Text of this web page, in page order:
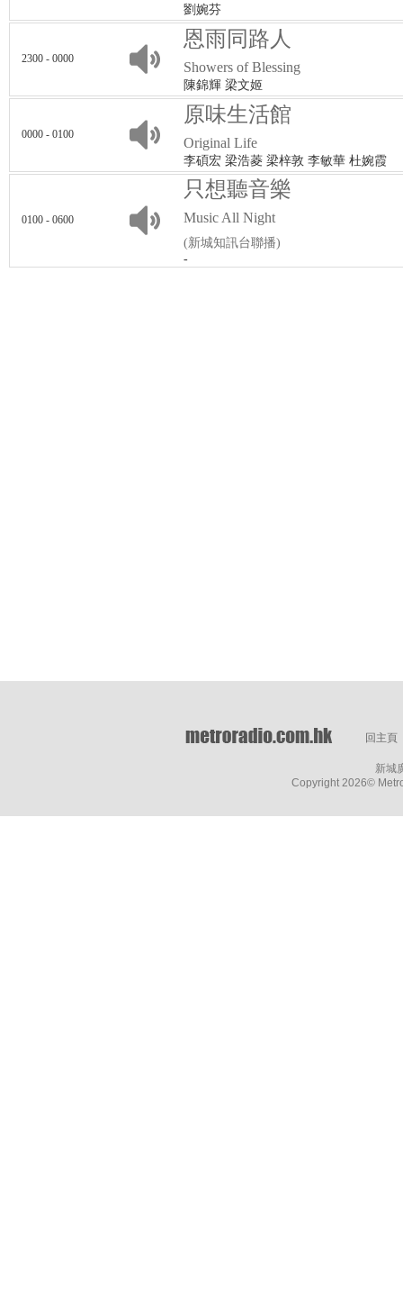
劉婉芬
2300 - 0000
恩雨同路人
Showers of Blessing
陳錦輝 梁文姬
0000 - 0100
原味生活館
Original Life
李碩宏 梁浩菱 梁梓敦 李敏華 杜婉霞
0100 - 0600
只想聽音樂
Music All Night
(新城知訊台聯播)
-
回主頁
新城
Copyright 2026©